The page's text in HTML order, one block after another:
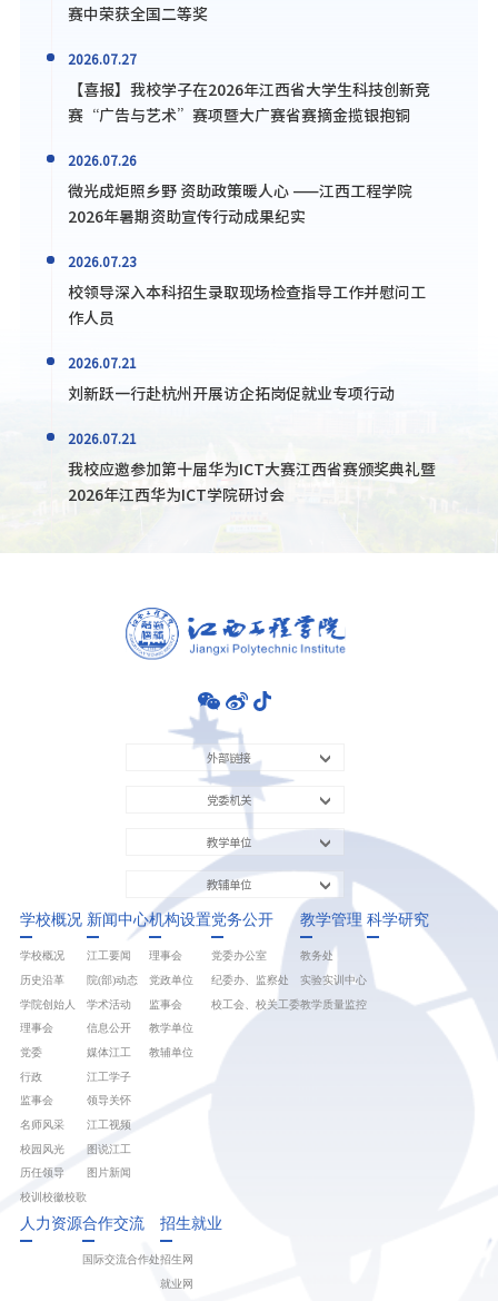
赛中荣获全国二等奖
2026.07.27
【喜报】我校学子在2026年江西省大学生科技创新竞
赛“广告与艺术”赛项暨大广赛省赛摘金揽银抱铜
2026.07.26
微光成炬照乡野 资助政策暖人心 ——江西工程学院
2026年暑期资助宣传行动成果纪实
2026.07.23
校领导深入本科招生录取现场检查指导工作并慰问工
作人员
2026.07.21
刘新跃一行赴杭州开展访企拓岗促就业专项行动
2026.07.21
我校应邀参加第十届华为ICT大赛江西省赛颁奖典礼暨
2026年江西华为ICT学院研讨会
外部链接
党委机关
教学单位
教辅单位
学校概况
学校概况
历史沿革
学院创始人
理事会
党委
行政
监事会
名师风采
校园风光
历任领导
校训校徽校歌
新闻中心
江工要闻
院(部)动态
学术活动
信息公开
媒体江工
江工学子
领导关怀
江工视频
图说江工
图片新闻
机构设置
理事会
党政单位
监事会
教学单位
教辅单位
党务公开
党委办公室
纪委办、监察处
校工会、校关工委
教学管理
教务处
实验实训中心
教学质量监控
科学研究
人力资源合作交流
国际交流合作处
招生就业
招生网
就业网